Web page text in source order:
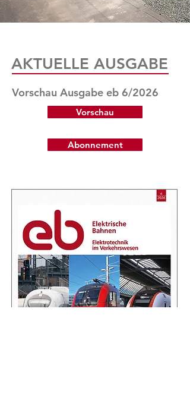
AKTUELLE AUSGABE
Vorschau Ausgabe eb 6/2026
Vorschau
Abonnement